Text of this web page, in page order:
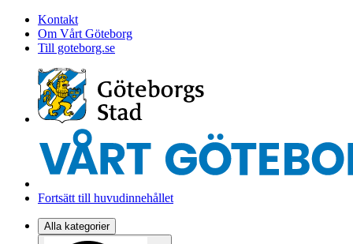
Kontakt
Om Vårt Göteborg
Till goteborg.se
Fortsätt till huvudinnehållet
Alla kategorier